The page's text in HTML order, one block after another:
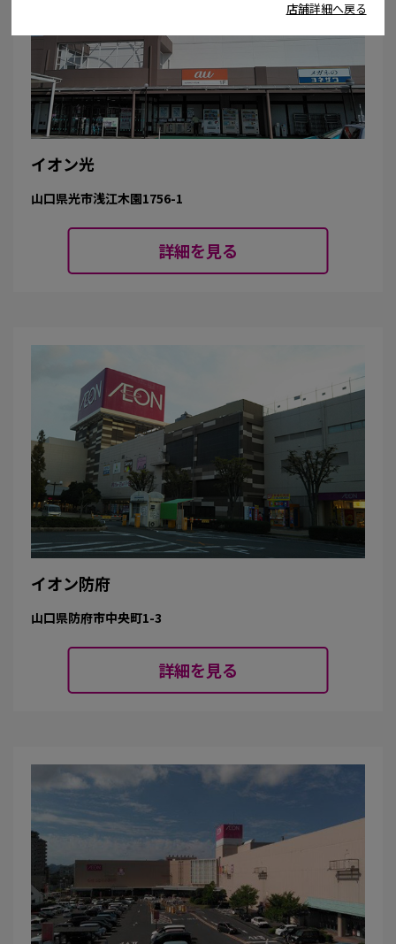
イオン光
山口県光市浅江木園1756-1
詳細を見る
イオン防府
山口県防府市中央町1-3
詳細を見る
店舗詳細へ戻る